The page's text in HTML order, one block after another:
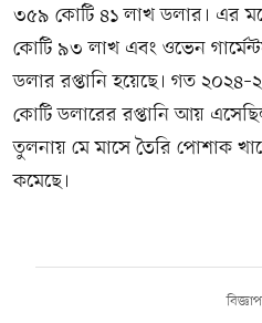
৩৫৯ কোটি ৪১ লাখ ডলার। এর
কোটি ৯৩ লাখ এবং ওভেন
ডলার রপ্তানি হয়েছে। গত
কোটি ডলারের রপ্তানি আয়
তুলনায় মে মাসে তৈরি পোশাক
কমেছে।